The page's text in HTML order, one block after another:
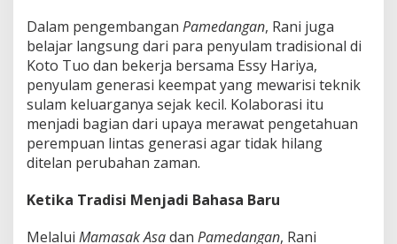
Dalam pengembangan Pamedangan, Rani juga
belajar langsung dari para penyulam tradisional di
Koto Tuo dan bekerja bersama Essy Hariya,
penyulam generasi keempat yang mewarisi teknik
sulam keluarganya sejak kecil. Kolaborasi itu
menjadi bagian dari upaya merawat pengetahuan
perempuan lintas generasi agar tidak hilang
ditelan perubahan zaman.
Ketika Tradisi Menjadi Bahasa Baru
Melalui Mamasak Asadan Pamedangan, Rani